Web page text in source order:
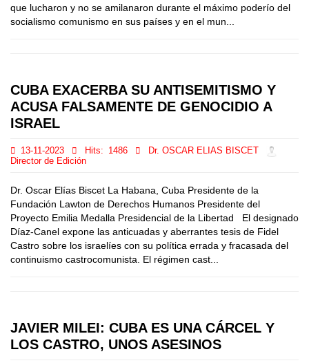
que lucharon y no se amilanaron durante el máximo poderío del
socialismo comunismo en sus países y en el mun...
CUBA EXACERBA SU ANTISEMITISMO Y
ACUSA FALSAMENTE DE GENOCIDIO A
ISRAEL
13-11-2023 Hits: 1486
Dr. OSCAR ELIAS BISCET
Director de Edición
Dr. Oscar Elías Biscet La Habana, Cuba Presidente de la
Fundación Lawton de Derechos Humanos Presidente del
Proyecto Emilia Medalla Presidencial de la Libertad El designado
Díaz-Canel expone las anticuadas y aberrantes tesis de Fidel
Castro sobre los israelíes con su política errada y fracasada del
continuismo castrocomunista. El régimen cast...
JAVIER MILEI: CUBA ES UNA CÁRCEL Y
LOS CASTRO, UNOS ASESINOS